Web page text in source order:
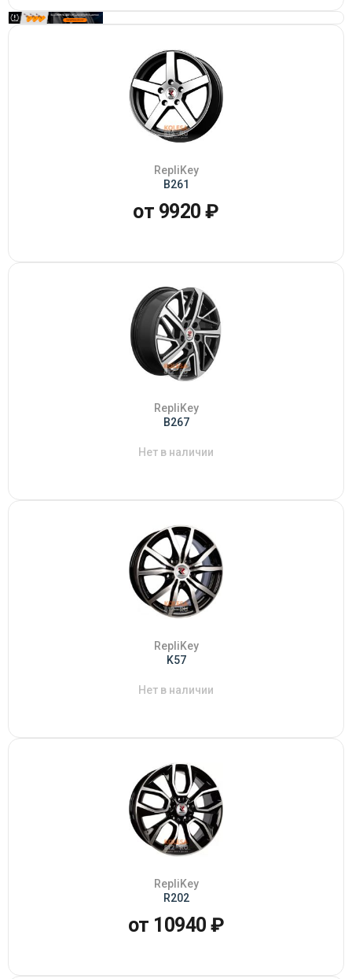
RepliKey
B261
от 9920 ₽
RepliKey
B267
Нет в наличии
RepliKey
K57
Нет в наличии
RepliKey
R202
от 10940 ₽